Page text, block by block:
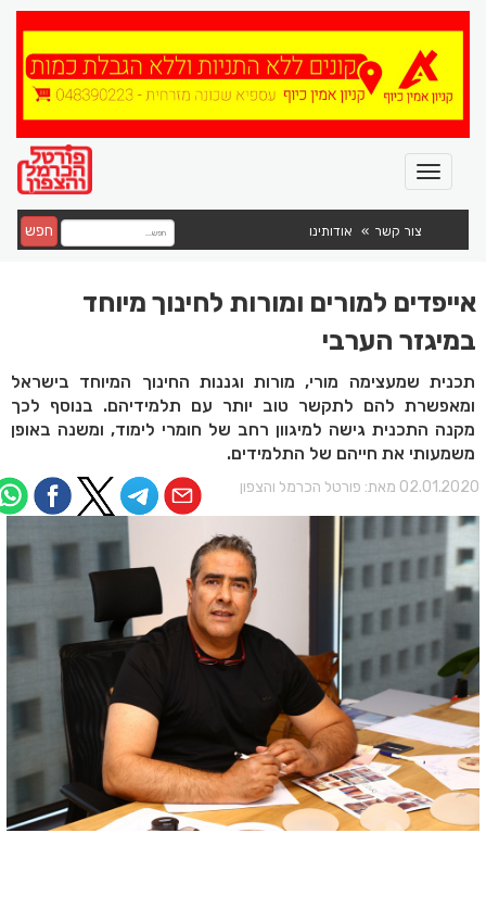
צור קשר אודותינו חפש
אייפדים למורים ומורות לחינוך מיוחד
במיגזר הערבי
תכנית שמעצימה מורי, מורות וגננות החינוך המיוחד בישראל
ומאפשרת להם לתקשר טוב יותר עם תלמידיהם. בנוסף לכך
מקנה התכנית גישה למיגוון רחב של חומרי לימוד, ומשנה באופן
משמעותי את חייהם של התלמידים.
מאת: פורטל הכרמל והצפון